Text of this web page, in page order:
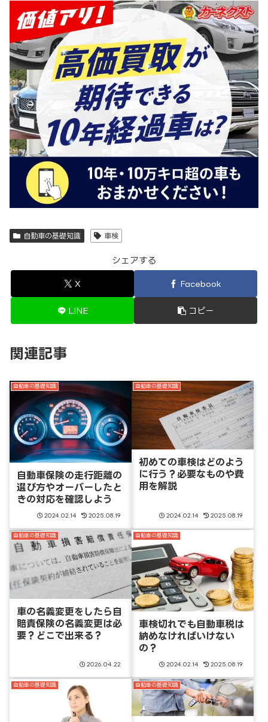
自動車の基礎知識 車検
シェアする
X Facebook
LINE コピー
関連記事
自動車の基礎知識
自動車保険の走行距離の
選び方やオーバーしたと
きの対応を確認しよう
2024.02.14 2025.08.19
自動車の基礎知識
初めての車検はどのよう
に行う？必要なものや費
用を解説
2024.02.14 2025.08.19
自動車の基礎知識
車の名義変更をしたら自
賠責保険の名義変更は必
要？どこで出来る？
2026.04.22
自動車の基礎知識
車検切れでも自動車税は
納めなければいけない
の？
2024.02.14 2025.08.19
自動車の基礎知識 自動車の基礎知識